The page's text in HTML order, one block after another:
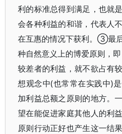
利的标准总得到满足，也就
会各种利益的和谐，代表人
在互惠的情况下获利。③最
种自然意义上的博爱原则，
较差者的利益，就不欲占有
想观念中(也常常在实践中)
加利益总额之原则的地方。
望在能促进家庭其他人的利
原则行动正好也产生这一结